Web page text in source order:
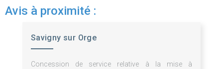
Avis à proximité :
Savigny sur Orge
Concession de service relative à la mise à